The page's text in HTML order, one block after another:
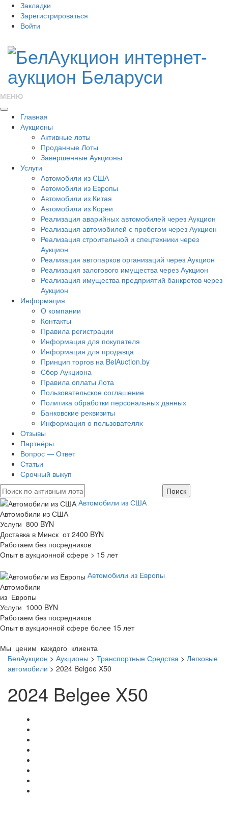
Закладки
Зарегистрироваться
Войти
МЕНЮ
Главная
Аукционы
Активные лоты
Проданные Лоты
Завершенные Аукционы
Услуги
Автомобили из США
Автомобили из Европы
Автомобили из Китая
Автомобили из Кореи
Реализация аварийных автомобилей через Аукцион
Реализация автомобилей с пробегом через Аукцион
Реализация строительной и спецтехники через
Аукцион
Реализация автопарков организаций через Аукцион
Реализация залогового имущества через Аукцион
Реализация имущества предприятий банкротов через
Аукцион
Информация
О компании
Контакты
Правила регистрации
Информация для покупателя
Информация для продавца
Принцип торгов на BelAuction.by
Сбор Аукциона
Правила оплаты Лота
Пользовательское соглашение
Политика обработки персональных данных
Банковские реквизиты
Информация о пользователях
Отзывы
Партнёры
Вопрос — Ответ
Статьи
Срочный выкуп
Автомобили из США
Автомобили из США
Услуги 800 BYN
Доставка в Минск от 2400 BYN
Работаем без посредников
Опыт в аукционной сфере > 15 лет
Автомобили из Европы
Автомобили
из Европы
Услуги 1000 BYN
Работаем без посредников
Опыт в аукционной сфере более 15 лет
Мы ценим каждого клиента
БелАукцион > Аукционы > Транспортные Средства > Легковые
автомобили > 2024 Belgee X50
2024 Belgee X50